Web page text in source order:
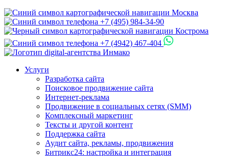
Москва
+7 (495) 984-34-90
Кострома
+7 (4942) 467-404
Услуги
Разработка сайта
Поисковое продвижение сайта
Интернет-реклама
Продвижение в социальных сетях (SMM)
Комплексный маркетинг
Тексты и другой контент
Поддержка сайта
Аудит сайта, рекламы, продвижения
Битрикс24: настройка и интеграция